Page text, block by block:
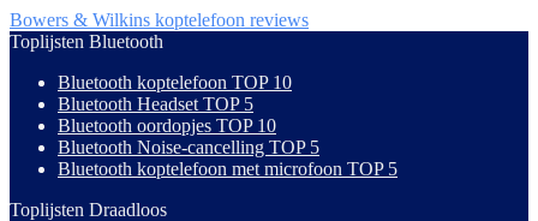
Bowers & Wilkins koptelefoon reviews
Toplijsten Bluetooth
Bluetooth koptelefoon TOP 10
Bluetooth Headset TOP 5
Bluetooth oordopjes TOP 10
Bluetooth Noise-cancelling TOP 5
Bluetooth koptelefoon met microfoon TOP 5
Toplijsten Draadloos